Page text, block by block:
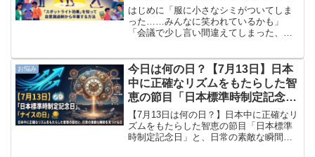
はじめに「服に小さなシミがついてしま
った……みんなに笑われているかも」
「会議で少し言い間違えてしまった、き
気になって、夜も眠れないほど恥ずかし
い思いをしたことはありませ...
お悩み
今日は何の日？【7月13日】日本
中に正確なリズムをもたらした智
恵の節目「日本標準時制定記念
日」と、日常の素敵な瞬間を見つ
ける「ナイスの日」
【7月13日は何の日？】日本中に正確なリ
ズムをもたらした智恵の節目「日本標準
時制定記念日」と、日常の素敵な瞬間を